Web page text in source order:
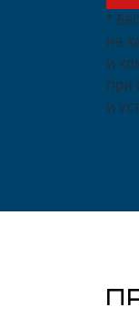
*
на
и
при
и